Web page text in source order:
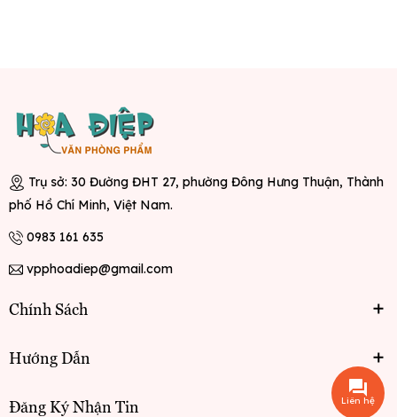
Trụ sở: 30 Đường ĐHT 27, phường Đông Hưng Thuận, Thành
phố Hồ Chí Minh, Việt Nam.
0983 161 635
vpphoadiep@gmail.com
Chính Sách
Hướng Dẫn
Đăng Ký Nhận Tin Liên hệ